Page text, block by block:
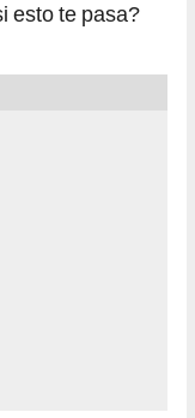
esto te pasa?